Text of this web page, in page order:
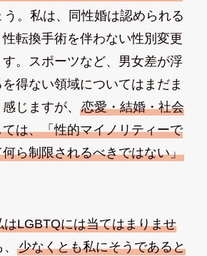
。私は、同性婚は認められる
転換手術を伴わない性別変更
。スポーツなど、男女差が浮
得ない領域についてはまだま
じますが、
恋愛・結婚・社会
は、「性的マイノリティーで
ら制限されるべきではない」
はLGBTQには当てはまりませ
少なくとも私にそうであると